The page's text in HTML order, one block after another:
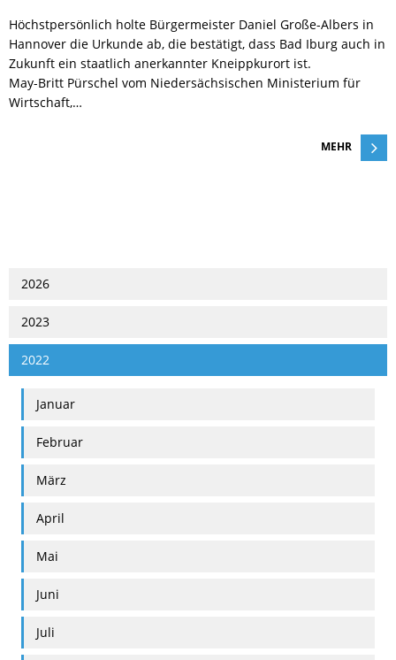
CORONA
EHRENAMT
HELFEN
KARRIERE
KARRIERE
RUNDGANG
CHANCE
Höchstpersönlich holte Bürgermeister Daniel Große-Albers in
Hannover die Urkunde ab, die bestätigt, dass Bad Iburg auch in
Zukunft ein staatlich anerkannter Kneippkurort ist.
May-Britt Pürschel vom Niedersächsischen Ministerium für
Wirtschaft,…
MEHR
2026
2023
2022
Januar
Februar
März
April
Mai
Juni
Juli